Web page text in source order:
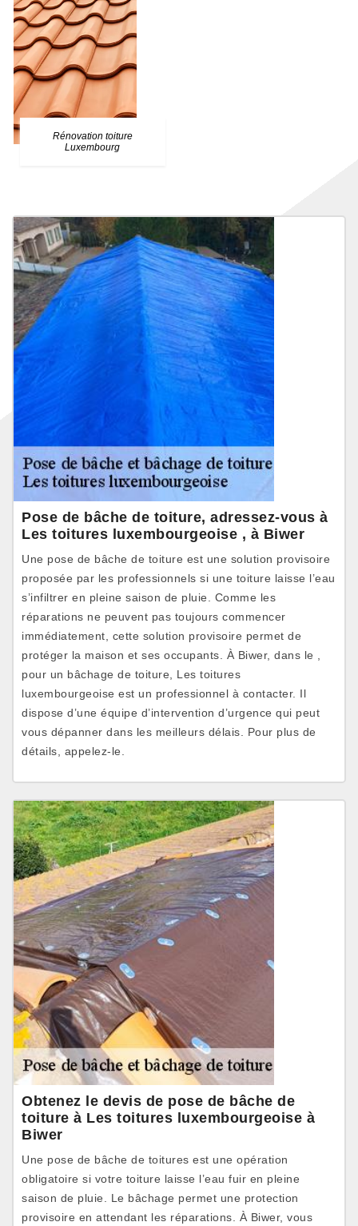
Rénovation toiture
Luxembourg
Pose de bâche de toiture, adressez-vous à
Les toitures luxembourgeoise , à Biwer
Une pose de bâche de toiture est une solution provisoire
proposée par les professionnels si une toiture laisse l’eau
s’infiltrer en pleine saison de pluie. Comme les
réparations ne peuvent pas toujours commencer
immédiatement, cette solution provisoire permet de
protéger la maison et ses occupants. À Biwer, dans le ,
pour un bâchage de toiture, Les toitures
luxembourgeoise est un professionnel à contacter. Il
dispose d’une équipe d’intervention d’urgence qui peut
vous dépanner dans les meilleurs délais. Pour plus de
détails, appelez-le.
Obtenez le devis de pose de bâche de
toiture à Les toitures luxembourgeoise à
Biwer
Une pose de bâche de toitures est une opération
obligatoire si votre toiture laisse l’eau fuir en pleine
saison de pluie. Le bâchage permet une protection
provisoire en attendant les réparations. À Biwer, vous